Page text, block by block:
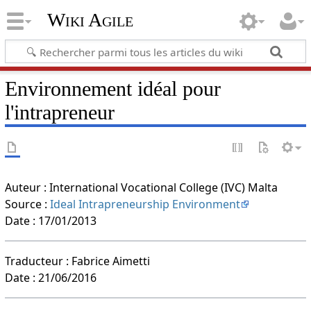
Wiki Agile
Environnement idéal pour
l'intrapreneur
Auteur : International Vocational College (IVC) Malta
Source : Ideal Intrapreneurship Environment
Date : 17/01/2013
Traducteur : Fabrice Aimetti
Date : 21/06/2016